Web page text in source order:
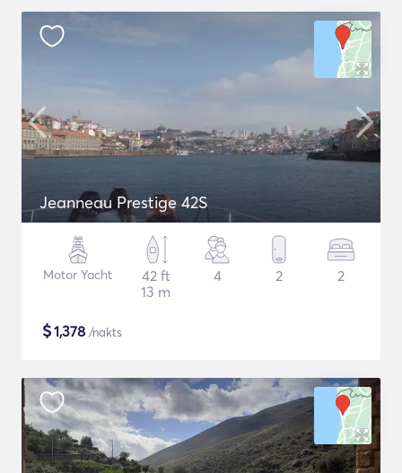
Jeanneau Prestige 42S
Motor Yacht
42 ft
13 m
4 2 2
$1,378 /nakts